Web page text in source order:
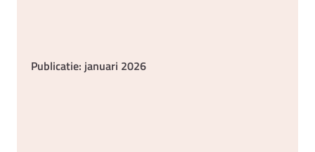
Publicatie: januari 2026